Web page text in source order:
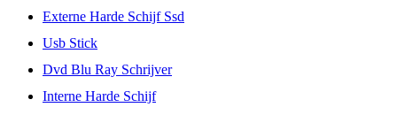
Externe Harde Schijf Ssd
Usb Stick
Dvd Blu Ray Schrijver
Interne Harde Schijf